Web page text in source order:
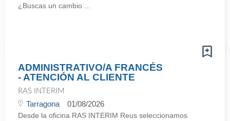
¿Buscas un cambio ...
ADMINISTRATIVO/A FRANCÉS
- ATENCIÓN AL CLIENTE
RAS INTERIM
Tarragona 01/08/2026
Desde la oficina RAS INTERIM Reus seleccionamos